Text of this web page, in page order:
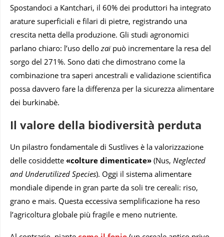
Spostandoci a Kantchari, il 60% dei produttori ha integrato
arature superficiali e filari di pietre, registrando una
crescita netta della produzione. Gli studi agronomici
parlano chiaro: l’uso dellozaïpuò incrementare la resa del
sorgo del 271%. Sono dati che dimostrano come la
combinazione tra saperi ancestrali e validazione scientifica
possa davvero fare la differenza per la sicurezza alimentare
dei burkinabè.
Il valore della biodiversità perduta
Un pilastro fondamentale di Sustlives è la valorizzazione
delle cosiddette «colture dimenticate» (Nus, Neglected
and Underutilized Species). Oggi il sistema alimentare
mondiale dipende in gran parte da soli tre cereali: riso,
grano e mais. Questa eccessiva semplificazione ha reso
l’agricoltura globale più fragile e meno nutriente.